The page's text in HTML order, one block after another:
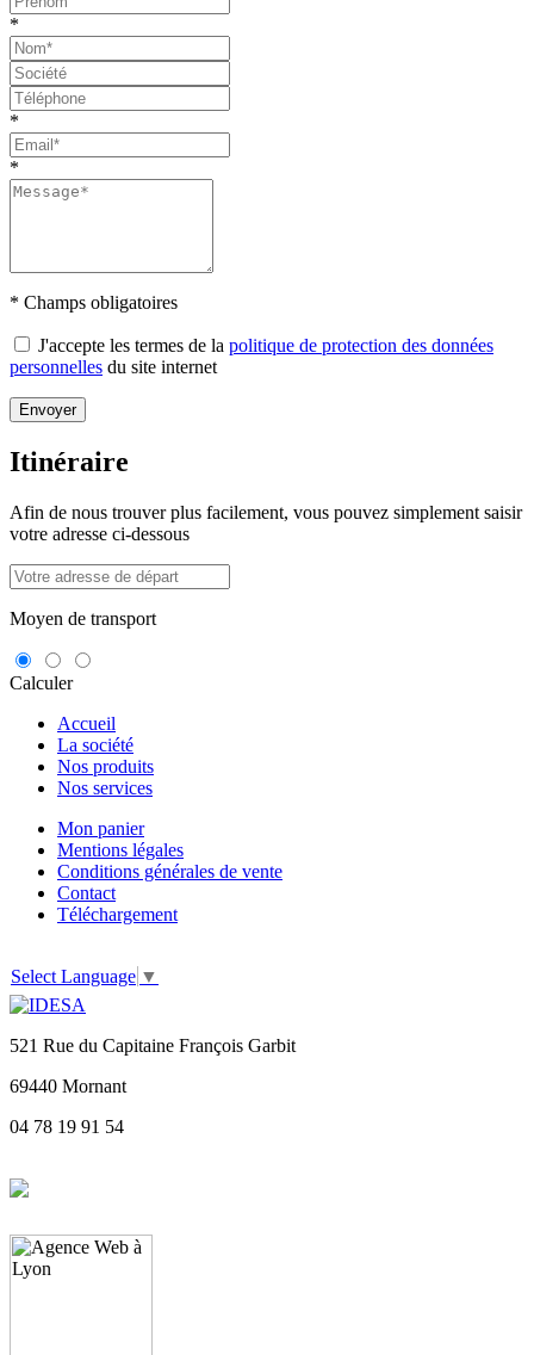
*
*
*
* Champs obligatoires
J'accepte les termes de la politique de protection des données
personnelles du site internet
Envoyer
Itinéraire
Afin de nous trouver plus facilement, vous pouvez simplement saisir
votre adresse ci-dessous
Moyen de transport
Calculer
Accueil
La société
Nos produits
Nos services
Mon panier
Mentions légales
Conditions générales de vente
Contact
Téléchargement
Select Language ▼
521 Rue du Capitaine François Garbit
69440 Mornant
04 78 19 91 54